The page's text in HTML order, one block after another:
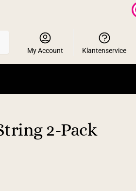
My Account Klantenservice
2-Pack